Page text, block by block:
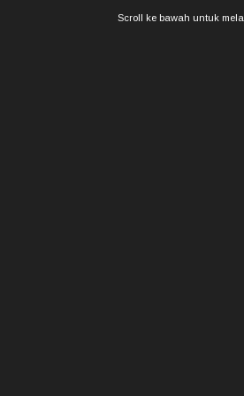
Scroll ke bawah untuk